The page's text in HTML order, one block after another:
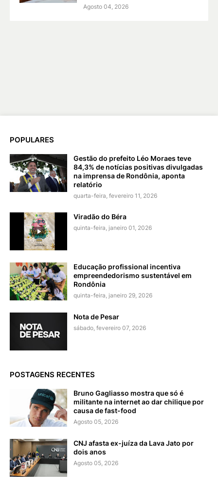
Agosto 04, 2026
POPULARES
Gestão do prefeito Léo Moraes teve
84,3% de notícias positivas divulgadas
na imprensa de Rondônia, aponta
relatório
quarta-feira, fevereiro 11, 2026
Viradão do Béra
quinta-feira, janeiro 01, 2026
Educação profissional incentiva
empreendedorismo sustentável em
Rondônia
quinta-feira, janeiro 29, 2026
Nota de Pesar
sábado, fevereiro 07, 2026
POSTAGENS RECENTES
Bruno Gagliasso mostra que só é
militante na internet ao dar chilique por
causa de fast-food
Agosto 05, 2026
CNJ afasta ex-juíza da Lava Jato por
dois anos
Agosto 05, 2026